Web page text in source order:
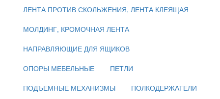
ЛЕНТА ПРОТИВ СКОЛЬЖЕНИЯ, ЛЕНТА КЛЕЯЩАЯ
МОЛДИНГ, КРОМОЧНАЯ ЛЕНТА
НАПРАВЛЯЮЩИЕ ДЛЯ ЯЩИКОВ
ОПОРЫ МЕБЕЛЬНЫЕ
ПЕТЛИ
ПОДЪЕМНЫЕ МЕХАНИЗМЫ
ПОЛКОДЕРЖАТЕЛИ